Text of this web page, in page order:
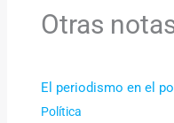
Otras
El periodismo en el
Política